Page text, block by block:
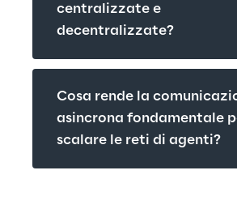
centralizzate e
decentralizzate?
Cosa rende la
asincrona fondamentale
scalare le reti di agenti?